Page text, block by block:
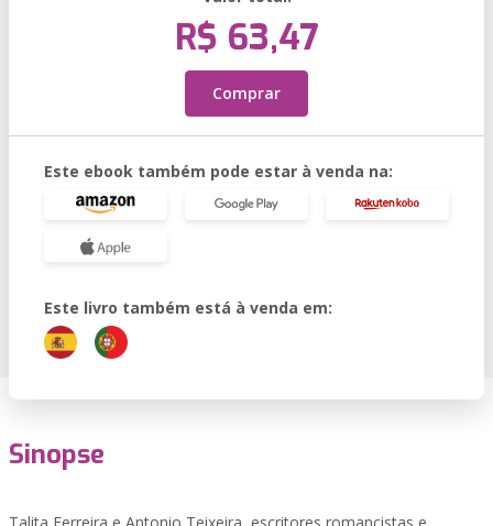
R$ 63,47
Comprar
Este ebook também pode estar à venda na:
Este livro também está à venda em:
Sinopse